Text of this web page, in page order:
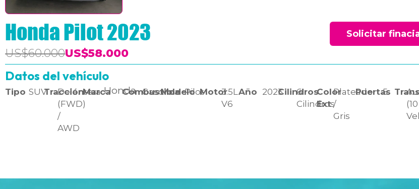
Honda Pilot 2023
US$60.000US$58.000
Solicitar
Datos del vehículo
Tipo SUVTracción
Delantera
(FWD)
/
AWD
MarcaHondaCombustible
Gasolina
ModeloPilotMotor3.5L
V6
Año 2023Cilindros
6
Cilindros
Color
Ext
Plateado
/
Gris
Puertas
5
(10